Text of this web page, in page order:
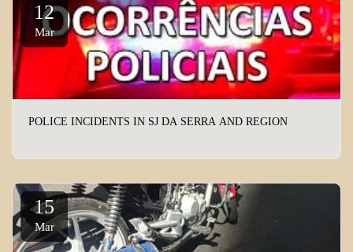
12
Mar
POLICE INCIDENTS IN SJ DA SERRA AND REGION
15
Mar